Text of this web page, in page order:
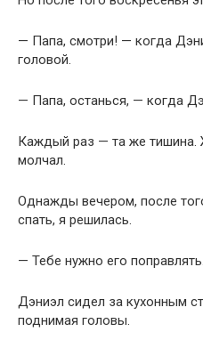
— Папа, смотри! — когда
головой.
— Папа, останься, — когда
Каждый раз — та же тишина.
молчал.
Однажды вечером, после
спать, я решилась.
— Тебе нужно его поправлять.
Дэниэл сидел за кухонным
поднимая головы.